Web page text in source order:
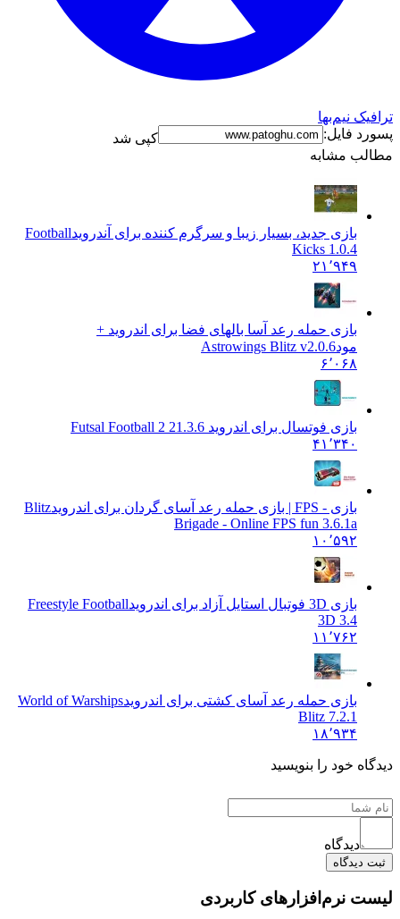
ترافیک نیم‌بها
پسورد فایل:
کپی شد
مطالب مشابه
بازی جدید، بسیار زیبا و سرگرم کننده برای آندرویدFootball
Kicks 1.0.4
۲۱٬۹۴۹
بازی حمله رعد آسا بالهای فضا برای اندروید +
مودAstrowings Blitz v2.0.6
۶٬۰۶۸
بازی فوتسال برای اندروید 2 1.3.6 Futsal Football 2
۴۱٬۳۴۰
بازی - FPS | بازی حمله رعد آسای گردان برای اندروید
Blitz
Brigade - Online FPS fun 3.6.1a
۱۰٬۵۹۲
بازی 3D فوتبال استایل آزاد برای اندروید
Freestyle Football
3D 3.4
۱۱٬۷۶۲
بازی حمله رعد آسای کشتی برای اندرویدWorld of Warships
Blitz 7.2.1
۱۸٬۹۳۴
دیدگاه خود را بنویسید
دیدگاه
ثبت دیدگاه
لیست نرم‌افزارهای کاربردی